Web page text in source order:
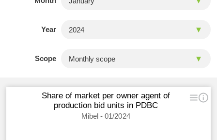
Year
Scope
Share of market per owner agent of
production bid units in PDBC
Mibel - 01/2024